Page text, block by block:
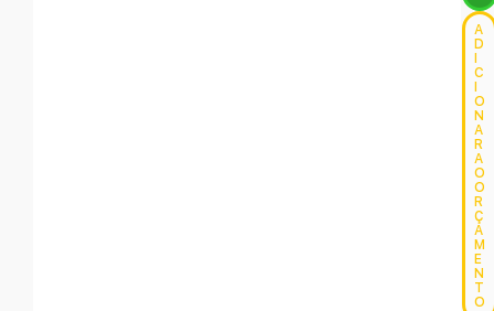
A
D
C
O
N
A
R
A
O
O
R
Ç
A
M
E
N
T
O